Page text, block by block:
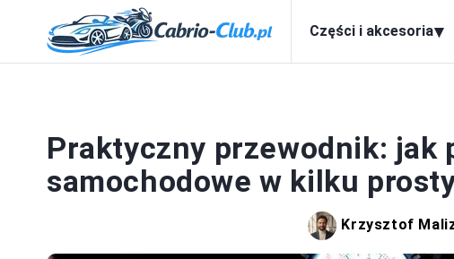
Części i akcesoria▾
Praktyczny przewodnik: jak
samochodowe w kilku
Krzysztof